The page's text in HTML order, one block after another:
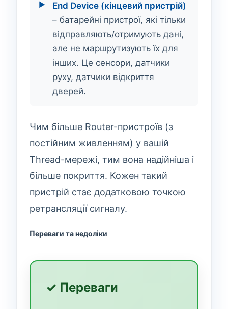
End Device (кінцевий пристрій)
– батарейні пристрої, які тільки
відправляють/отримують дані,
але не маршрутизують їх для
інших. Це сенсори, датчики
руху, датчики відкриття
дверей.
Чим більше Router-пристроїв (з
постійним живленням) у вашій
Thread-мережі, тим вона надійніша і
більше покриття. Кожен такий
пристрій стає додатковою точкою
ретрансляції сигналу.
Переваги та недоліки
✓ Переваги